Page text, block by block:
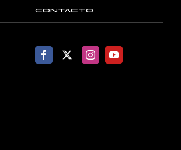
Contacto
Facebook
X InstagramYouTube